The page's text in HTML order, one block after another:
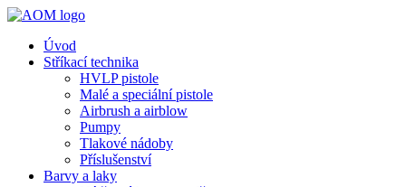
Úvod
Stříkací technika
HVLP pistole
Malé a speciální pistole
Airbrush a airblow
Pumpy
Tlakové nádoby
Příslušenství
Barvy a laky